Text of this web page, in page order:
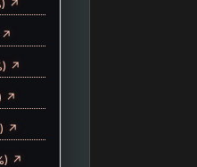
↗
↗
↗
↗
↗
↗